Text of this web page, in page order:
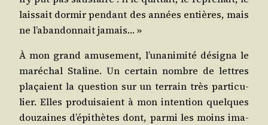
lais­sait dor­mir pen­dant des années entières, mais
ne l’abandonnait jamais… »
À mon grand amu­se­ment, l’unanimité dési­gna le
maré­chal Sta­line. Un cer­tain nombre de lettres
pla­çaient la ques­tion sur un ter­rain très par­ti­cu­
lier. Elles pro­dui­saient à mon inten­tion quelques
dou­zaines d’épithètes dont, par­mi les moins ima­